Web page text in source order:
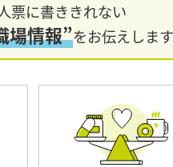
票に書ききれない
場情報”をお伝えします